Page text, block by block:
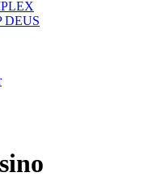
DEUS